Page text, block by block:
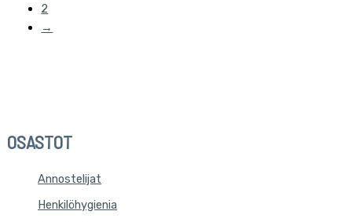
OSASTOT
Annostelijat
Henkilöhygienia
2
→